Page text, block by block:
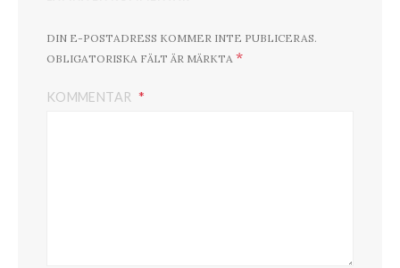
DIN E-POSTADRESS KOMMER INTE PUBLICERAS.
OBLIGATORISKA FÄLT ÄR MÄRKTA *
KOMMENTAR